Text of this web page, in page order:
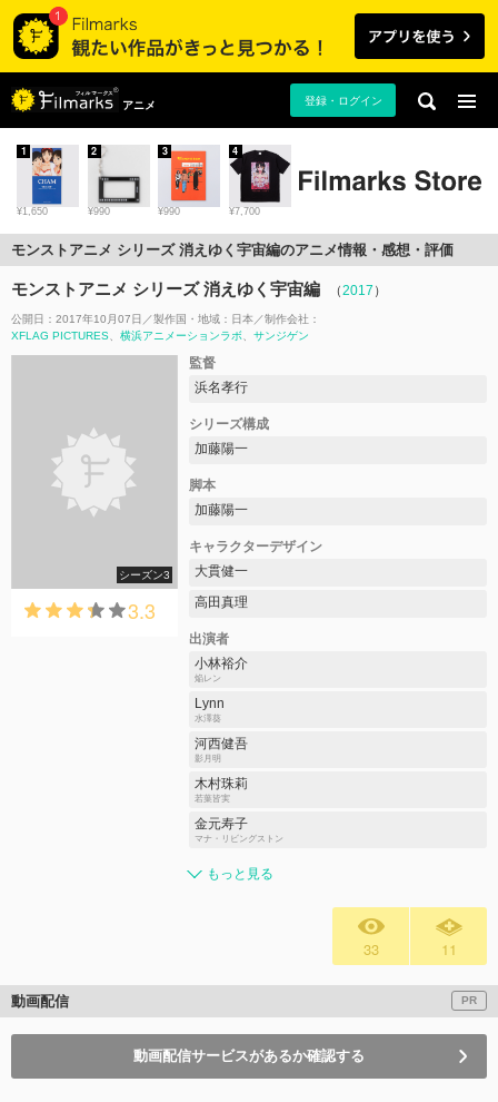
アニメ 登録・ログイン
¥1,650
1
¥990
2
¥990
3
¥7,700
4
モンストアニメ シリーズ 消えゆく宇宙編のアニメ情報・感想・評価
モンストアニメ シリーズ 消えゆく宇宙編 （2017 ）
公開日：2017年10月07日 製作国・地域： 日本
制作会社：
XFLAG PICTURES
横浜アニメーションラボ サンジゲン
シーズン3
3.3
監督
浜名孝行
シリーズ構成
加藤陽一
脚本
加藤陽一
キャラクターデザイン
大貫健一
高田真理
出演者
小林裕介
焔レン
Lynn
水澤葵
河西健吾
影月明
木村珠莉
若葉皆実
金元寿子
マナ・リビングストン
もっと見る
33 11
動画配信 PR
動画配信サービスがあるか確認する